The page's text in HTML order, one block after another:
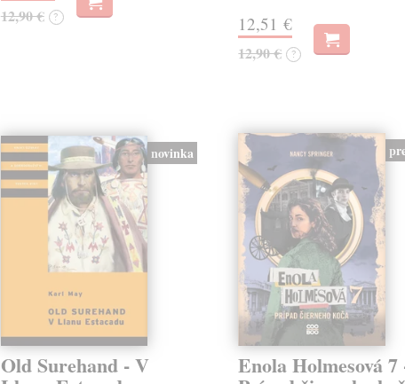
12,90 € ? 12,51 €
12,90 € ?
novinka
Old Surehand - V Enola Holmesová 7